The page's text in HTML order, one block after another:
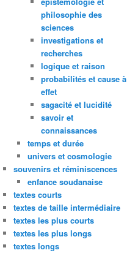
philosophie des
sciences
investigations et
recherches
logique et raison
probabilités et cause à
effet
sagacité et lucidité
savoir et
connaissances
temps et durée
univers et cosmologie
souvenirs et réminiscences
enfance soudanaise
textes courts
textes de taille intermédiaire
textes les plus courts
textes les plus longs
textes longs